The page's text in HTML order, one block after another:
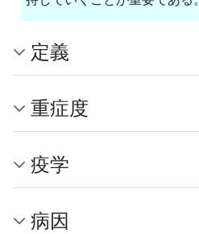
定義
重症度
疫学
病因